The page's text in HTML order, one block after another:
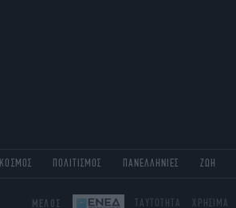
ΚΟΣΜΟΣ ΠΟΛΙΤΙΣΜΟΣ ΠΑΝΕΛΛΗΝΙΕΣ ΖΩΗ
ΜΕΛΟΣ ΤΑΥΤΟΤΗΤΑ ΧΡΗΣΙΜΑ